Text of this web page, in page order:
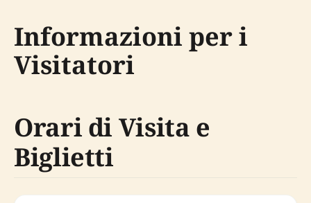
Informazioni per i
Visitatori
Orari di Visita e
Biglietti